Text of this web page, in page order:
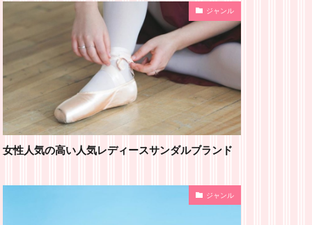
ジャンル
女性人気の高い人気レディースサンダルブランド
ジャンル